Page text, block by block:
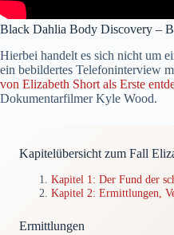
Black Dahlia Body Discovery –
Hierbei handelt es sich nicht um
ein bebildertes Telefoninterview
von Elizabeth Short als Erste
Dokumentarfilmer Kyle Wood.
Kapitelübersicht zum Fall
Kapitel 1: Der Fund der
Kapitel 2: Ermittlungen,
Ermittlungen